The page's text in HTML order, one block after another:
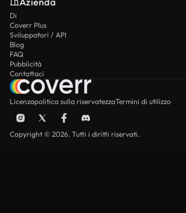
Di
Coverr Plus
Sviluppatori / API
Blog
FAQ
Pubblicità
Contattaci
Licenzapolitica sulla riservatezzaTermini di utilizzo
Copyright © 2026. Tutti i diritti riservati.